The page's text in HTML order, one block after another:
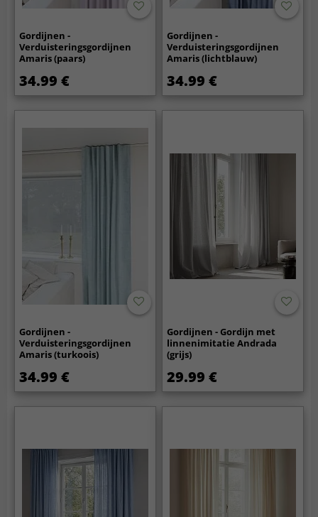
Gordijnen -
Verduisteringsgordijnen
Amaris (paars)
34.99 €
Gordijnen -
Verduisteringsgordijnen
Amaris (lichtblauw)
34.99 €
Gordijnen -
Verduisteringsgordijnen
Amaris (turkoois)
34.99 €
Gordijnen - Gordijn met
linnenimitatie Andrada
(grijs)
29.99 €